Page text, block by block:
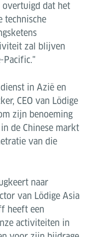
dat het
technische
zal blijven
Pacific."
in Azië en
CEO van Lödige
zijn benoeming
de Chinese markt
van die
naar
van Lödige Asia
heeft een
activiteiten in